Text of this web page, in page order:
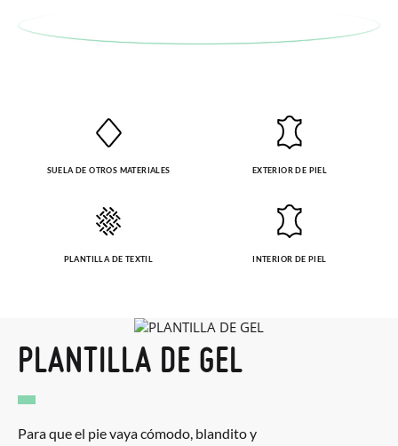
SUELA DE OTROS MATERIALES EXTERIOR DE PIEL
PLANTILLA DE TEXTIL INTERIOR DE PIEL
PLANTILLA DE GEL
Para que el pie vaya cómodo, blandito y